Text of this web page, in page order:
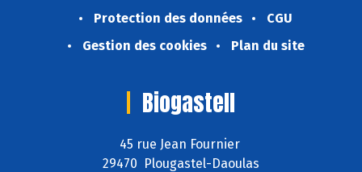
Protection des données
CGU
Gestion des cookies
Plan du site
Biogastell
45 rue Jean Fournier
29470 Plougastel-Daoulas